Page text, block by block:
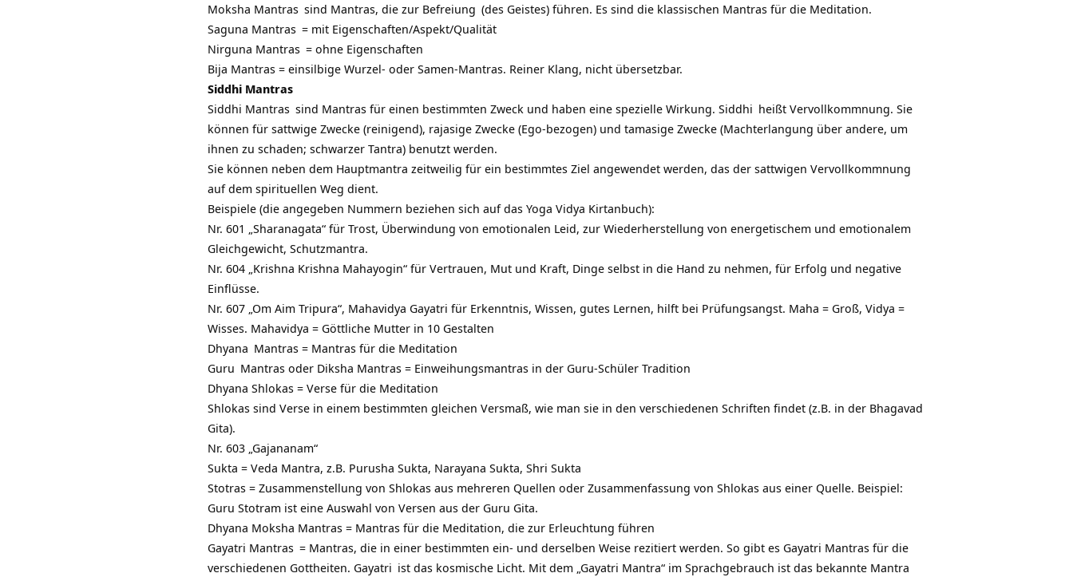
Moksha Mantras sind Mantras, die zur Befreiung (des Geistes) führen. Es sind die klassischen Mantras für die Meditation.
Saguna Mantras = mit Eigenschaften/Aspekt/Qualität
Nirguna Mantras = ohne Eigenschaften
Bija Mantras = einsilbige Wurzel- oder Samen-Mantras. Reiner Klang, nicht übersetzbar.
Siddhi Mantras
Siddhi Mantras sind Mantras für einen bestimmten Zweck und haben eine spezielle Wirkung. Siddhi heißt Vervollkommnung. Sie
können für sattwige Zwecke (reinigend), rajasige Zwecke (Ego-bezogen) und tamasige Zwecke (Machterlangung über andere, um
ihnen zu schaden; schwarzer Tantra) benutzt werden.
Sie können neben dem Hauptmantra zeitweilig für ein bestimmtes Ziel angewendet werden, das der sattwigen Vervollkommnung
auf dem spirituellen Weg dient.
Beispiele (die angegeben Nummern beziehen sich auf das Yoga Vidya Kirtanbuch):
Nr. 601 „Sharanagata“ für Trost, Überwindung von emotionalen Leid, zur Wiederherstellung von energetischem und emotionalem
Gleichgewicht, Schutzmantra.
Nr. 604 „Krishna Krishna Mahayogin“ für Vertrauen, Mut und Kraft, Dinge selbst in die Hand zu nehmen, für Erfolg und negative
Einflüsse.
Nr. 607 „Om Aim Tripura“, Mahavidya Gayatri für Erkenntnis, Wissen, gutes Lernen, hilft bei Prüfungsangst. Maha = Groß, Vidya =
Wisses. Mahavidya = Göttliche Mutter in 10 Gestalten
Dhyana Mantras = Mantras für die Meditation
Guru Mantras oder Diksha Mantras = Einweihungsmantras in der Guru-Schüler Tradition
Dhyana Shlokas = Verse für die Meditation
Shlokas sind Verse in einem bestimmten gleichen Versmaß, wie man sie in den verschiedenen Schriften findet (z.B. in der Bhagavad
Gita).
Nr. 603 „Gajananam“
Sukta = Veda Mantra, z.B. Purusha Sukta, Narayana Sukta, Shri Sukta
Stotras = Zusammenstellung von Shlokas aus mehreren Quellen oder Zusammenfassung von Shlokas aus einer Quelle. Beispiel:
Guru Stotram ist eine Auswahl von Versen aus der Guru Gita.
Dhyana Moksha Mantras = Mantras für die Meditation, die zur Erleuchtung führen
Gayatri Mantras = Mantras, die in einer bestimmten ein- und derselben Weise rezitiert werden. So gibt es Gayatri Mantras für die
verschiedenen Gottheiten. Gayatri ist das kosmische Licht. Mit dem „Gayatri Mantra“ im Sprachgebrauch ist das bekannte Mantra